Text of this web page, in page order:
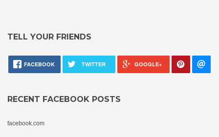
TELL YOUR FRIENDS
FACEBOOK TWITTER GOOGLE+
RECENT FACEBOOK POSTS
facebook.com